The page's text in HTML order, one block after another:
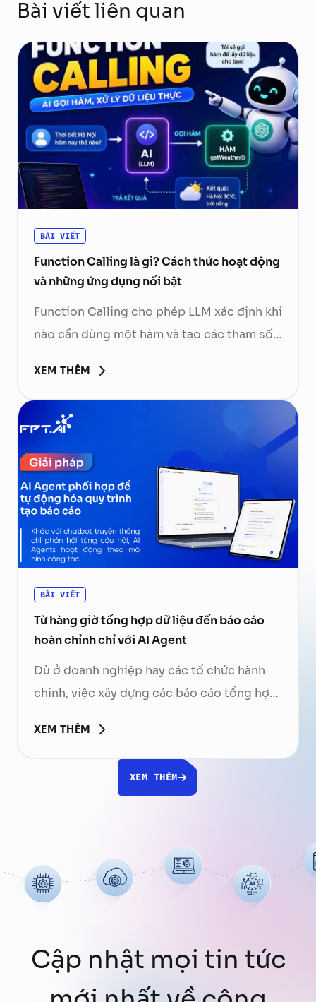
Bài viết liên quan
BÀI VIẾT
Function Calling là gì? Cách thức hoạt động
và những ứng dụng nổi bật
Function Calling cho phép LLM xác định khi
nào cần dùng một hàm và tạo các tham số
thực thi hàm rồi gửi kết quả về mô hình để
tạo phản hồi cuối cùng. Hãy cùng FPT.AI
tìm hiểu Function Calling là gì, cách thức
XEM THÊM
BÀI VIẾT
Từ hàng giờ tổng hợp dữ liệu đến báo cáo
hoàn chỉnh chỉ với AI Agent
Dù ở doanh nghiệp hay các tổ chức hành
chính, việc xây dựng các báo cáo tổng hợp
hoạt động vận hành. Nhân viên phải mở
hàng chục file Excel, Word, PDF, tìm kiếm
thông tin, đối chiếu số liệu, tổng hợp nội
XEM THÊM
XEM THÊM
Cập nhật mọi tin tức